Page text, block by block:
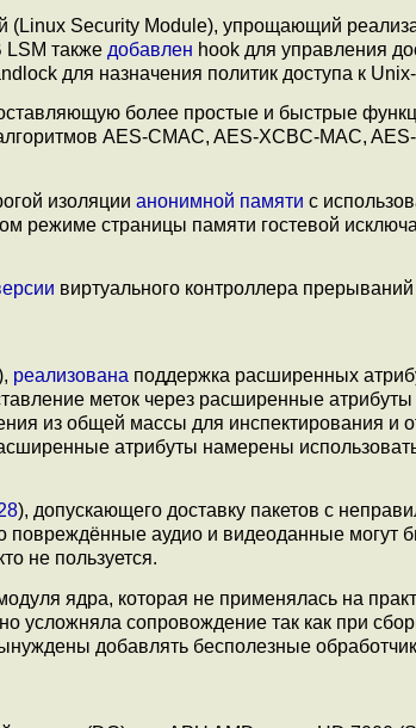
(Linux Security Module), упрощающий
LSM также добавлен hook для управления
для назначения политик доступа к
более простые и быстрые
AES-CMAC, AES-XCBC-MAC,
изоляции анонимной памяти с
режиме страницы памяти гостевой
виртуального контроллера
реализована поддержка расширенных
меток через расширенные атрибуты
из общей массы для инспектирования и
атрибуты намерены
), допускающего доставку пакетов с
повреждённые аудио и видеоданные могут
не пользуется.
ядра, которая не применялась на
усложняла сопровождение так как при
добавлять бесполезные